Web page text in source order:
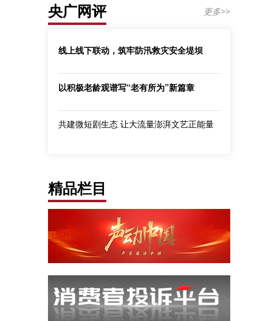
央广网评 更多>>
线上线下联动，筑牢防汛救灾安全堤坝
以积极老龄观谱写“老有所为”新篇章
共建微短剧生态 让大流量澎湃文艺正能量
精品栏目